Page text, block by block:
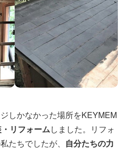
しかなかった場所をKEYMEM
リフォームしました。リフォ
たちでしたが、 自分たちの力